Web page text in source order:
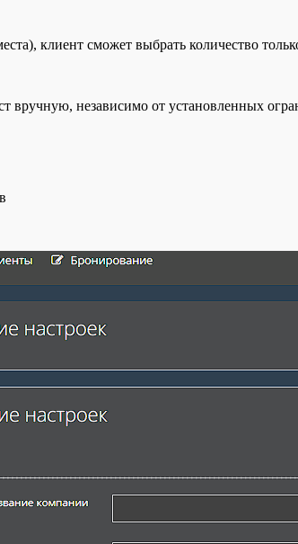
клиент сможет выбрать количество
вручную, независимо от установленных